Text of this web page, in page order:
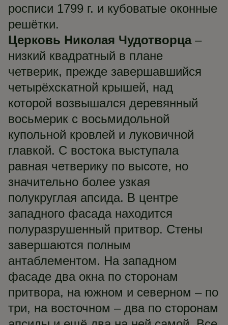
росписи 1799 г. и кубоватые оконные
решётки.
Церковь Николая Чудотворца–
низкий квадратный в плане
четверик, прежде завершавшийся
четырёхскатной крышей, над
которой возвышался деревянный
восьмерик с восьмидольной
купольной кровлей и луковичной
главкой. С востока выступала
равная четверику по высоте, но
значительно более узкая
полукруглая апсида. В центре
западного фасада находится
полуразрушенный притвор. Стены
завершаются полным
антаблементом. На западном
фасаде два окна по сторонам
притвора, на южном и северном – по
три, на восточном – два по сторонам